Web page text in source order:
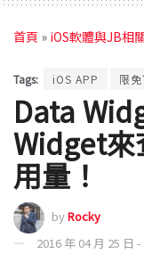
首頁 » iOS軟體與JB相
Tags: iOS APP 限
Data
Widget來
用量！
byRocky
2016 年 04 月 25 日